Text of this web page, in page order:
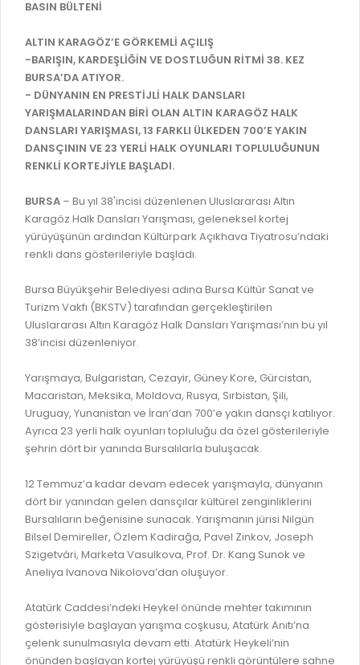
BİLGİ EDİNME
MECLİS
MECLİS ÜYELERİ
KOMİSYON ÜYELERİ
MECLİS KARARLARI
MECLİS GÜNDEMİ VE KARAR ÖZETLERİ
STRATEJİK PLANLAR
PERFORMANS PROGRAMI
FAALİYET RAPORLARI
KESİN HESAPLAR
İMAR PLANI DEĞİŞİKLİKLERİ
UKOME TOPLANTILARI
FOTOĞRAF GALERİSİ
BURSA GÜNLÜĞÜ DERGİSİ
AYKOME KARARLARI
BURSA YAYINLARI
YÖNETİM SİSTEMLERİ
VİZYON & MİSYON
POLİTİKALARIMIZ
ENTEGRE YÖNETIM SISTEMI
BAŞVURU / KAYIT / SORGU
ORKESTRA KAYIT
SEYAHAT KARTI SORGULAMA
BURSA AKADEMİ
İTFAİYE RAPORU
ONLİNE KATI ATIK BAŞVURUSU
BADEM KAYIT
İHALE İLANLARI
DOĞRUDAN TEMİN İLANLARI
EVRAK TAKİBİ
MEZARLIK BİLGİ SİSTEMİ
GENEL EVRAK KAYIT
BAĞLANTILAR
WEB - MOBIL UYGULAMALARIMIZ
KURUM İÇİ UYGULAMALAR
NÖBETÇİ ECZANELER
HAL FİYATLARI
BASIN BÜLTENİ
ALTIN KARAGÖZ’E GÖRKEMLİ AÇILIŞ
-BARIŞIN, KARDEŞLİĞİN VE DOSTLUĞUN RİTMİ 38. KEZ
BURSA’DA ATIYOR.
- DÜNYANIN EN PRESTİJLİ HALK DANSLARI
YARIŞMALARINDAN BİRİ OLAN ALTIN KARAGÖZ HALK
DANSLARI YARIŞMASI, 13 FARKLI ÜLKEDEN 700’E YAKIN
DANSÇININ VE 23 YERLİ HALK OYUNLARI TOPLULUĞUNUN
RENKLİ KORTEJİYLE BAŞLADI.
BURSA – Bu yıl 38'incisi düzenlenen Uluslararası Altın
Karagöz Halk Dansları Yarışması, geleneksel kortej
yürüyüşünün ardından Kültürpark Açıkhava Tiyatrosu’ndaki
renkli dans gösterileriyle başladı.
Bursa Büyükşehir Belediyesi adına Bursa Kültür Sanat ve
Turizm Vakfı (BKSTV) tarafından gerçekleştirilen
Uluslararası Altın Karagöz Halk Dansları Yarışması’nın bu yıl
38’incisi düzenleniyor.
Yarışmaya, Bulgaristan, Cezayir, Güney Kore, Gürcistan,
Macaristan, Meksika, Moldova, Rusya, Sırbistan, Şili,
Uruguay, Yunanistan ve İran’dan 700’e yakın dansçı katılıyor.
Ayrıca 23 yerli halk oyunları topluluğu da özel gösterileriyle
şehrin dört bir yanında Bursalılarla buluşacak.
12 Temmuz’a kadar devam edecek yarışmayla, dünyanın
dört bir yanından gelen dansçılar kültürel zenginliklerini
Bursalıların beğenisine sunacak. Yarışmanın jürisi Nilgün
Bilsel Demireller, Özlem Kadirağa, Pavel Zinkov, Joseph
Szigetvári, Marketa Vasulkova, Prof. Dr. Kang Sunok ve
Aneliya Ivanova Nikolova’dan oluşuyor.
Atatürk Caddesi’ndeki Heykel önünde mehter takımının
gösterisiyle başlayan yarışma coşkusu, Atatürk Anıtı’na
çelenk sunulmasıyla devam etti. Atatürk Heykeli’nin
önünden başlayan kortej yürüyüşü renkli görüntülere sahne